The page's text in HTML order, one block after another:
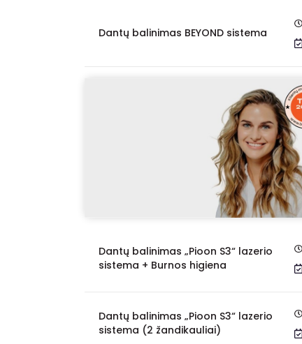
Dantų balinimas BEYOND sistema
Dantų balinimas „Pioon S3“ lazerio
sistema + Burnos higiena
Dantų balinimas „Pioon S3“ lazerio
sistema (2 žandikauliai)